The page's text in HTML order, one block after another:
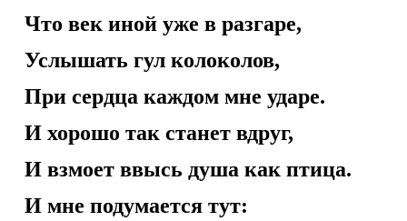
Что век иной уже в разгаре,
Услышать гул колоколов,
При сердца каждом мне ударе.
И хорошо так станет вдруг,
И взмоет ввысь душа как птица.
И мне подумается тут: